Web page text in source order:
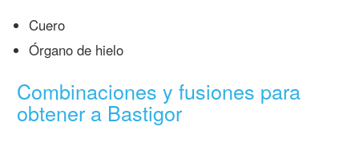
Cuero
Órgano de hielo
Combinaciones y fusiones para
obtener a Bastigor